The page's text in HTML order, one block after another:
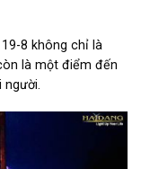
8 không chỉ là
là một điểm đến